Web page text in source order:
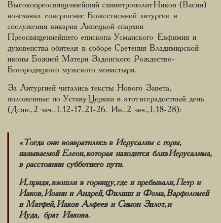
Высокопреосвященнейший схимитрополит Никон (Васин)
возглавил совершение Божественной литургии в
сослужении викария Липецкой епархии
Преосвященнейшего епископа Усманского Евфимия и
духовенства обители в соборе Сретения Владимирской
иконы Божией Матери Задонского Рождество-
Богородицкого мужского монастыря.
За Литургией читались тексты Нового Завета,
положенные по Уставу Церкви в этот всерадостный день
(Деян., 2 зач., I, 12-17, 21-26. Ин., 2 зач., I, 18-28):
«Тогда они возвратились в Иерусалим с горы,
называемой Елеон, которая находится близ Иерусалима,
в расстоянии субботнего пути.
И, придя, взошли в горницу, где и пребывали, Петр и
Иаков, Иоанн и Андрей, Филипп и Фома, Варфоломей
и Матфей, Иаков Алфеев и Симон Зилот, и
Иуда, брат Иакова.